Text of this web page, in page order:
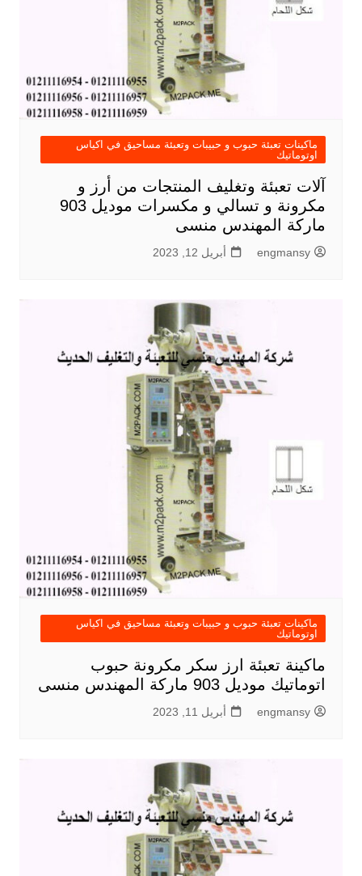
ماكينات تعبئة حبوب و حبيبات وتعبئة مساحيق في اكياس
اوتوماتيك
آلات تعبئة وتغليف المنتجات من أرز و
مكرونة و تسالي و مكسرات موديل 903
ماركة المهندس منسى
engmansy أبريل 12, 2023
ماكينات تعبئة حبوب و حبيبات وتعبئة مساحيق في اكياس
اوتوماتيك
ماكينة تعبئة ارز سكر مكرونة حبوب
اتوماتيك موديل 903 ماركة المهندس منسى
engmansy أبريل 11, 2023